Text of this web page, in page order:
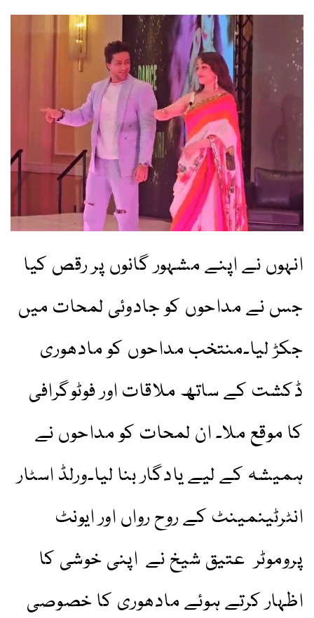
انہوں نے اپنے مشہور گانوں پر رقص کیا
جس نے مداحوں کو جادوئی لمحات میں
جکڑ لیا۔منتخب مداحوں کو مادھوری
ڈکشت کے ساتھ ملاقات اور فوٹوگرافی
کا موقع ملا۔ ان لمحات کو مداحوں نے
ہمیشہ کے لیے یادگار بنا لیا۔ورلڈ اسٹار
انٹرٹینمینٹ کے روح رواں اور ایونٹ
پروموٹر عتیق شیخ نے اپنی خوشی کا
اظہار کرتے ہوئے مادھوری کا خصوصی